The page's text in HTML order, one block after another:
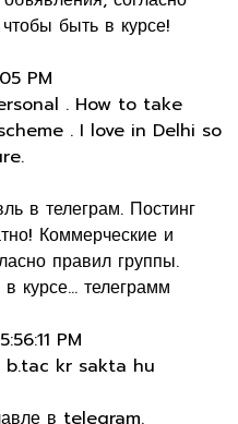
быть в курсе!
PM
. How to take
. I love in Delhi so
в телеграм. Постинг
Коммерческие и
правил группы.
курсе... телеграмм
PM
kr sakta hu
в telegram.